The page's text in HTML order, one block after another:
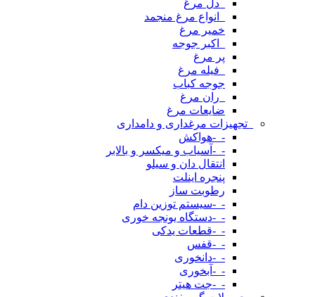
_دل مرغ
_انواع مرغ منجمد
خمیر مرغ
_اکبر جوجه
پر مرغ
_فیله مرغ
جوجه کباب
_ران مرغ
ضایعات مرغ
_تجهیزات مرغداری و دامداری
-_-هواکش
-_-آسیاب و میکسر و بالابر
انتقال دان و سیلو
پنجره اینلت
رطوبت ساز
-_-سیستم توزین دام
-_-دستگاه یونجه خوری
-_-قطعات یدکی
-_-قفس
-_-دانخوری
-_-آبخوری
-_-جت هیتر